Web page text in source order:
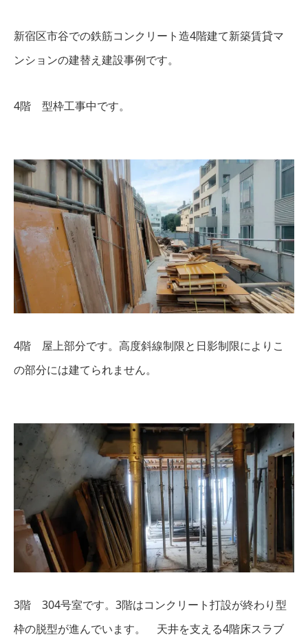
新宿区市谷での鉄筋コンクリート造4階建て新築賃貸マ
ンションの建替え建設事例です。
4階 型枠工事中です。
4階 屋上部分です。高度斜線制限と日影制限によりこ
の部分には建てられません。
3階 304号室です。3階はコンクリート打設が終わり型
枠の脱型が進んでいます。 天井を支える4階床スラブ